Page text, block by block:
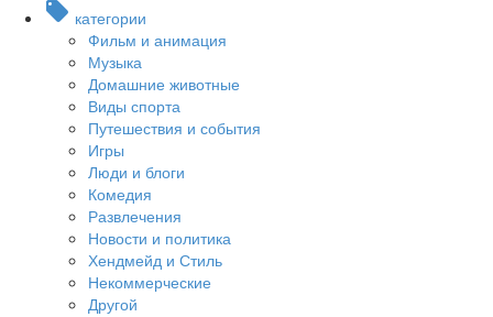
категории
Фильм и анимация
Музыка
Домашние животные
Виды спорта
Путешествия и события
Игры
Люди и блоги
Комедия
Развлечения
Новости и политика
Хендмейд и Стиль
Некоммерческие
Другой